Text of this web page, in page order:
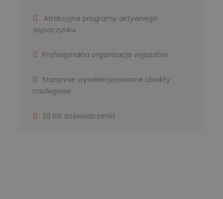
Atrakcyjne programy aktywnego
wypoczynku
Profesjonalna organizacja wyjazdów
Starannie wyselekcjonowane obiekty
noclegowe
20 lat doświadczenia